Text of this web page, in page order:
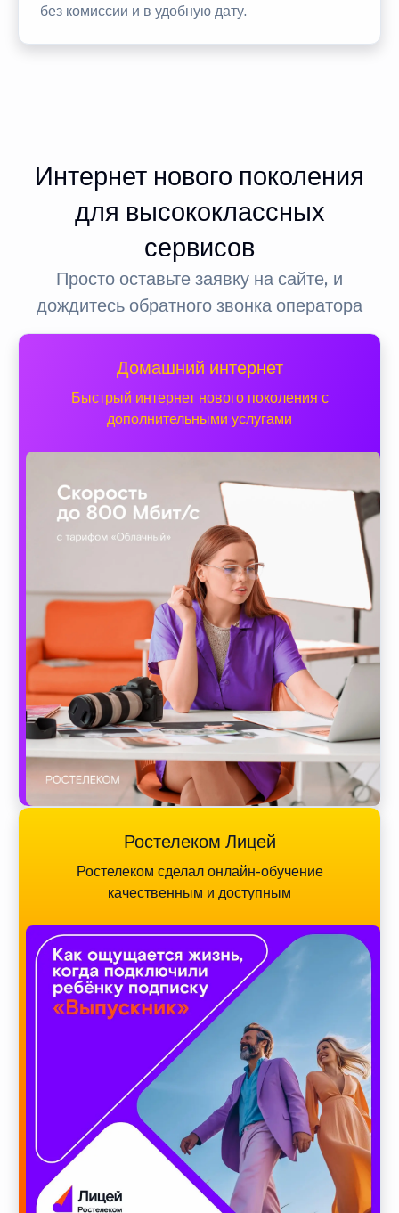
без комиссии и в удобную дату.
Интернет нового поколения
для высококлассных
сервисов
Просто оставьте заявку на сайте, и
дождитесь обратного звонка оператора
Домашний интернет
Быстрый интернет нового поколения с
дополнительными услугами
Ростелеком Лицей
Ростелеком сделал онлайн-обучение
качественным и доступным